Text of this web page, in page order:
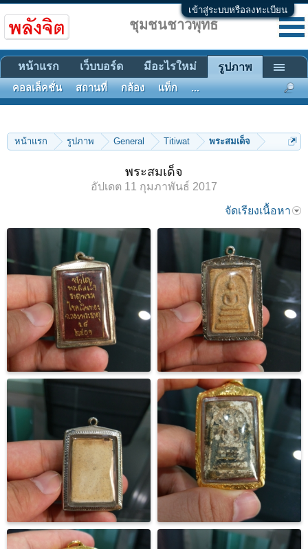
เข้าสู่ระบบหรือลงทะเบียน
หน้าแรก รูปภาพ General Titiwat พระสมเด็จ
พระสมเด็จ
อัปเดต 11 กุมภาพันธ์ 2017
จัดเรียงเนื้อหา
ชุมชนชาวพุทธ
หน้าแรก เว็บบอร์ด มีอะไรใหม่ รูปภาพ
คอลเล็คชั่น สถานที่ กล้อง แท็ก ...